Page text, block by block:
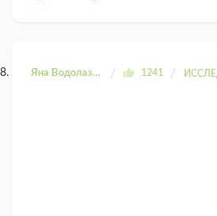
Яна Водолазова 1241